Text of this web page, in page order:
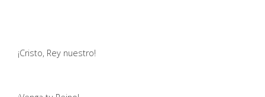
¡Cristo, Rey nuestro!